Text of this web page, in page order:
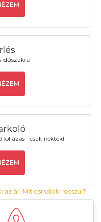
időszakra
- csak nektek!
az ár. Mit csinálok rosszul?